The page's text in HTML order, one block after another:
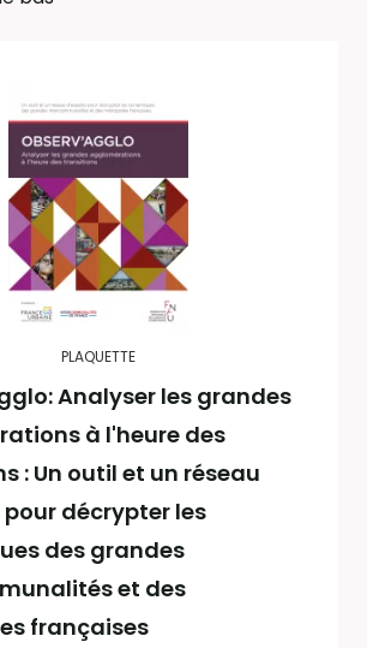
PLAQUETTE
Analyser les grandes
à l'heure des
: Un outil et un réseau
décrypter les
des grandes
et des
françaises